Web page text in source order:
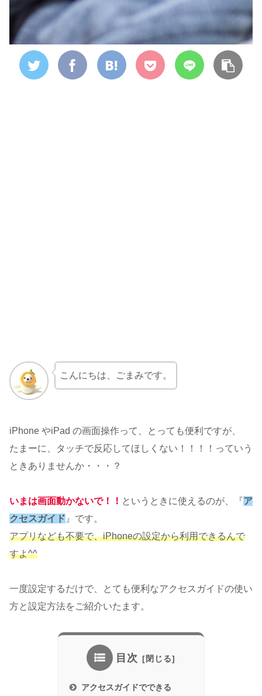
こんにちは、ごまみです。
iPhone やiPad の画面操作って、とっても便利ですが、
たまーに、タッチで反応してほしくない！！！！っていう
ときありませんか・・・？
いまは画面動かないで！！ というときに使えるのが、『ア
クセスガイド 』です。
アプリなども不要で、iPhoneの設定から利用できるんで
すよ^^
一度設定するだけで、とても便利なアクセスガイドの使い
方と設定方法をご紹介いたます。
目次
アクセスガイドでできる